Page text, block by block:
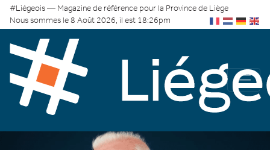
#Liégeois — Magazine de référence pour la Province de Liège
Nous sommes le 8 Août 2026, il est 18:26pm